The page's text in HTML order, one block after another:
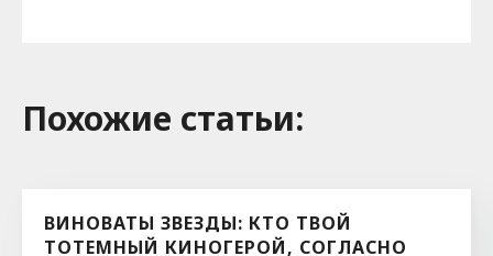
Похожие cтатьи:
ВИНОВАТЫ ЗВЕЗДЫ: КТО ТВОЙ
ТОТЕМНЫЙ КИНОГЕРОЙ, СОГЛАСНО